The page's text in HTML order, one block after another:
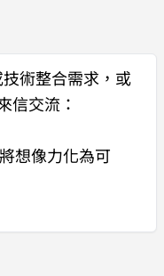
術整合需求 ，或
信交流：
想像力化為可